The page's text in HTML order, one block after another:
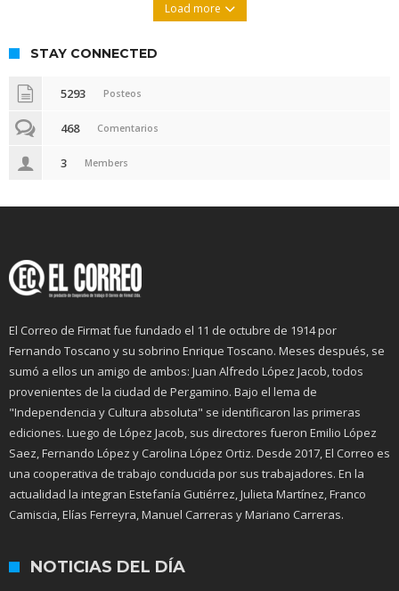
Load more
STAY CONNECTED
5293 Posteos
468 Comentarios
3 Members
El Correo de Firmat fue fundado el 11 de octubre de 1914 por
Fernando Toscano y su sobrino Enrique Toscano. Meses después, se
sumó a ellos un amigo de ambos: Juan Alfredo López Jacob, todos
provenientes de la ciudad de Pergamino. Bajo el lema de
"Independencia y Cultura absoluta" se identificaron las primeras
ediciones. Luego de López Jacob, sus directores fueron Emilio López
Saez, Fernando López y Carolina López Ortiz. Desde 2017, El Correo es
una cooperativa de trabajo conducida por sus trabajadores. En la
actualidad la integran Estefanía Gutiérrez, Julieta Martínez, Franco
Camiscia, Elías Ferreyra, Manuel Carreras y Mariano Carreras.
NOTICIAS DEL DÍA